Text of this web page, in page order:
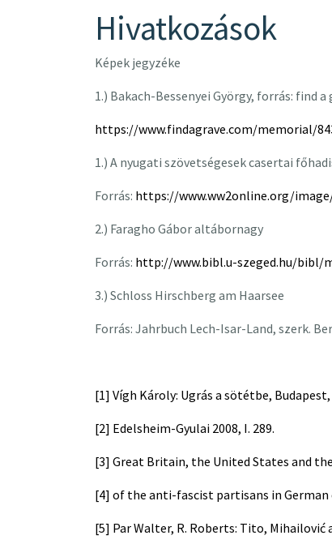
Hivatkozások
Képek jegyzéke
1.) Bakach-Bessenyei György, forrás: find a
https://www.findagrave.com/memorial/
1.) A nyugati szövetségesek casertai
Forrás: https://www.ww2online.org/
2.) Faragho Gábor altábornagy
Forrás: http://www.bibl.u-szeged.hu/
3.) Schloss Hirschberg am Haarsee
Forrás: Jahrbuch Lech-Isar-Land, szerk.
[1] Vígh Károly: Ugrás a sötétbe, Budapest,
[2] Edelsheim-Gyulai 2008, I. 289.
[3] Great Britain, the United States and
[4] of the anti-fascist partisans in German
[5] Par Walter, R. Roberts: Tito, Mihailović